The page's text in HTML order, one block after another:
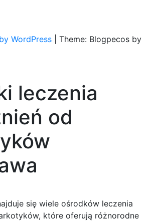
WordPress
Theme: Blogpecos by
leczenia
od
się wiele ośrodków leczenia
które oferują różnorodne